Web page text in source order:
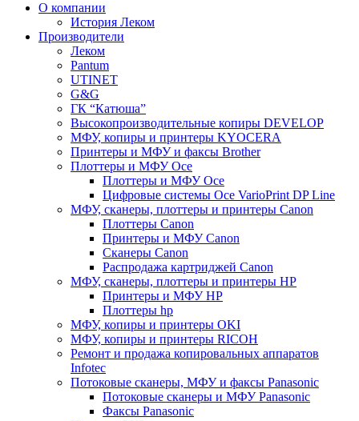
О компании
История Леком
Производители
Леком
Pantum
UTINET
G&G
ГК “Катюша”
Высокопроизводительные копиры DEVELOP
МФУ, копиры и принтеры KYOCERA
Принтеры и МФУ и факсы Brother
Плоттеры и МФУ Oce
Плоттеры и МФУ Oce
Цифровые системы Oce VarioPrint DP Line
МФУ, сканеры, плоттеры и принтеры Canon
Плоттеры Canon
Принтеры и МФУ Canon
Сканеры Canon
Распродажа картриджей Canon
МФУ, сканеры, плоттеры и принтеры HP
Принтеры и МФУ HP
Плоттеры hp
МФУ, копиры и принтеры OKI
МФУ, копиры и принтеры RICOH
Ремонт и продажа копировальных аппаратов
Infotec
Потоковые сканеры, МФУ и факсы Panasonic
Потоковые сканеры и МФУ Panasonic
Факсы Panasonic